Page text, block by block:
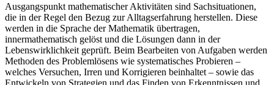
Ausgangspunkt mathematischer Aktivitäten sind Sachsituationen,
die in der Regel den Bezug zur Alltagserfahrung herstellen. Diese
werden in die Sprache der Mathematik übertragen,
innermathematisch gelöst und die Lösungen dann in der
Lebenswirklichkeit geprüft. Beim Bearbeiten von Aufgaben werden
Methoden des Problemlösens wie systematisches Probieren –
welches Versuchen, Irren und Korrigieren beinhaltet – sowie das
Entwickeln von Strategien und das Finden von Erkenntnissen und